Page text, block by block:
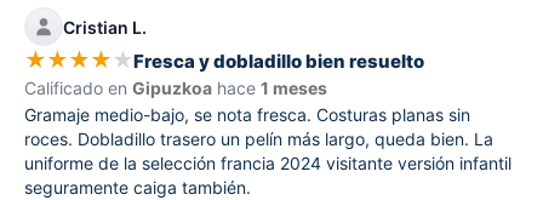
Cristian L.
★★★★★Fresca y dobladillo bien resuelto
Calificado en Gipuzkoa hace 1 meses
Gramaje medio-bajo, se nota fresca. Costuras planas sin
roces. Dobladillo trasero un pelín más largo, queda bien. La
uniforme de la selección francia 2024 visitante versión infantil
seguramente caiga también.